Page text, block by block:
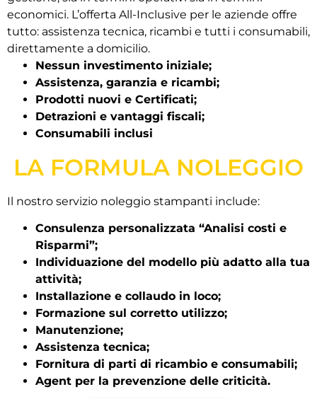
economici. L’offerta All-Inclusive per le aziende offre
tutto: assistenza tecnica, ricambi e tutti i consumabili,
direttamente a domicilio.
Nessun investimento iniziale;
Assistenza, garanzia e ricambi;
Prodotti nuovi e Certificati;
Detrazioni e vantaggi fiscali;
Consumabili inclusi
LA FORMULA NOLEGGIO
Il nostro servizio noleggio stampanti include:
Consulenza personalizzata “Analisi costi e
Risparmi”;
Individuazione del modello più adatto alla tua
attività;
Installazione e collaudo in loco;
Formazione sul corretto utilizzo;
Manutenzione;
Assistenza tecnica;
Fornitura di parti di ricambio e consumabili;
Agent per la prevenzione delle criticità.